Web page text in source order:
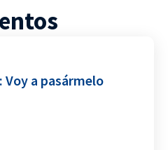
Voy a pasármelo